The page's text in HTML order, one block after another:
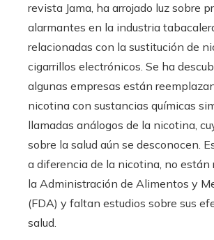
revista Jama, ha arrojado luz sobre
alarmantes en la industria
relacionadas con la sustitución de
cigarrillos electrónicos. Se ha
algunas empresas están
nicotina con sustancias químicas
llamadas análogos de la nicotina,
sobre la salud aún se desconocen.
a diferencia de la nicotina, no están
la Administración de Alimentos y
(FDA) y faltan estudios sobre sus
salud.